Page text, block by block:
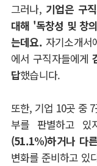
그러나, 기업은 구
대해 '독창성 및 창
는데요. 자기소개서
에서 구직자들에게
답했습니다.
또한, 기업 10곳 중7
부를 판별하고 있
(51.1%)하거나 다
변화를 준비하고 있